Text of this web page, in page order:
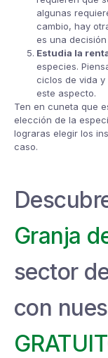
algunas
cambio, hay
es una
Estudia la
especies.
ciclos de vida y
este aspecto.
Ten en cuneta que
elección de la
lograras elegir los
caso.
Granja
sector
con